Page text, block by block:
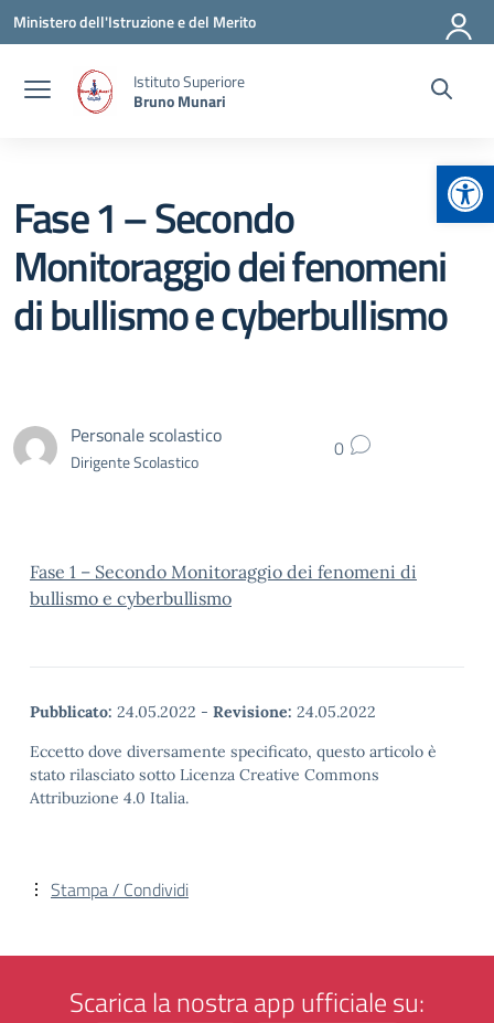
Vai ai contenuti
Vai al menu di navigazione
Vai al footer
Ministero dell'Istruzione e del Merito
Istituto Superiore
Bruno Munari
Fase 1 – Secondo
Monitoraggio dei fenomeni
di bullismo e cyberbullismo
Personale scolastico
Dirigente Scolastico 0
Fase 1 – Secondo Monitoraggio dei fenomeni di
bullismo e cyberbullismo
Pubblicato: 24.05.2022 - Revisione: 24.05.2022
Eccetto dove diversamente specificato, questo articolo è
stato rilasciato sotto Licenza Creative Commons
Attribuzione 4.0 Italia.
Stampa / Condividi
Scarica la nostra app ufficiale su: